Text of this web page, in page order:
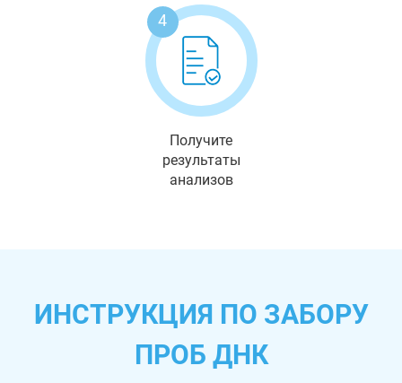
4
Получите
результаты
анализов
ИНСТРУКЦИЯ ПО ЗАБОРУ
ПРОБ ДНК